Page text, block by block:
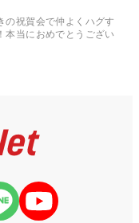
の祝賀会で仲よくハグす
当におめでとうござい